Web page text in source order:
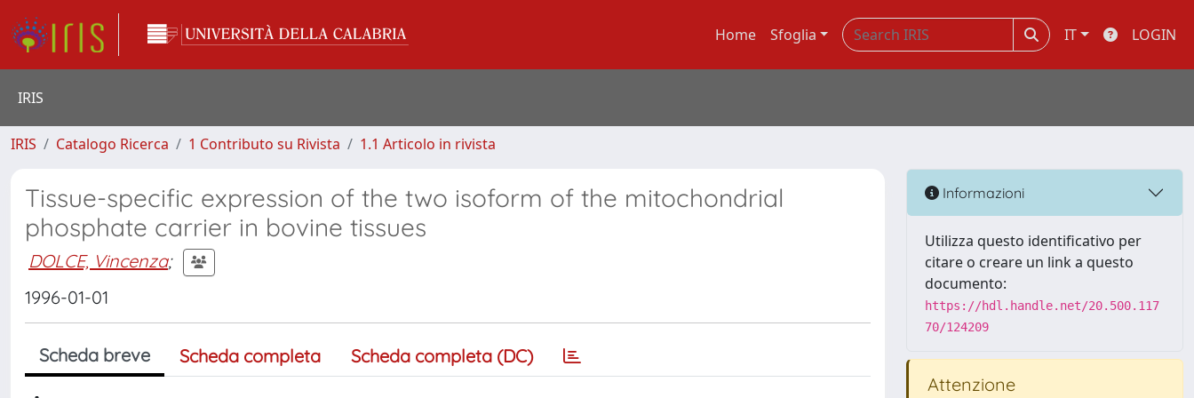
Home Sfoglia IT LOGIN
IRIS
IRIS Catalogo Ricerca 1 Contributo su Rivista 1.1 Articolo in rivista
Tissue-specific expression of the two isoform of the mitochondrial
phosphate carrier in bovine tissues
DOLCE, Vincenza;
1996-01-01
Scheda breve Scheda completa Scheda completa (DC)
Informazioni
Utilizza questo identificativo per
citare o creare un link a questo
documento:
https://hdl.handle.net/20.500.117
70/124209
Attenzione